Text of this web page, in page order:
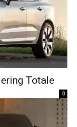
Totale
0